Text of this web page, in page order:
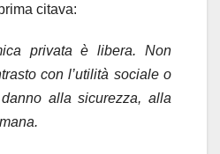
citava:
privata è libera. Non
con l’utilità sociale o
alla sicurezza, alla